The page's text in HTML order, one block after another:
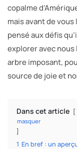
copalme
mais avant de
pensé aux défis
explorer avec
arbre imposant,
source de joie et
Dans cet article
masquer
1 En bref : un